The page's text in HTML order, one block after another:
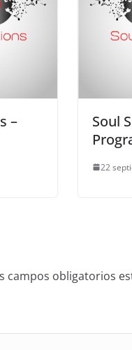
–
Soul
22
campos obligatorios